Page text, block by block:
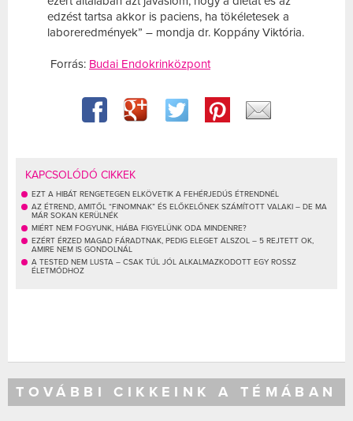
edzést tartsa akkor is paciens, ha tökéletesek a
laboreredmények” – mondja dr. Koppány Viktória.
Forrás: Budai Endokrinközpont
KAPCSOLÓDÓ CIKKEK
EZT A HIBÁT RENGETEGEN ELKÖVETIK A FEHÉRJEDÚS ÉTRENDNÉL
AZ ÉTREND, AMITŐL “FINOMNAK” ÉS ELŐKELŐNEK SZÁMÍTOTT VALAKI – DE MA
MÁR SOKAN KERÜLNÉK
MIÉRT NEM FOGYUNK, HIÁBA FIGYELÜNK ODA MINDENRE?
EZÉRT ÉRZED MAGAD FÁRADTNAK, PEDIG ELEGET ALSZOL – 5 REJTETT OK,
AMIRE NEM IS GONDOLNÁL
A TESTED NEM LUSTA – CSAK TÚL JÓL ALKALMAZKODOTT EGY ROSSZ
ÉLETMÓDHOZ
TOVÁBBI CIKKEINK A TÉMÁBAN